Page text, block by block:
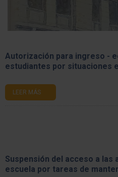
Autorización para ingreso -
estudiantes por situaciones
LEER MÁS
Suspensión del acceso a las
escuela por tareas de